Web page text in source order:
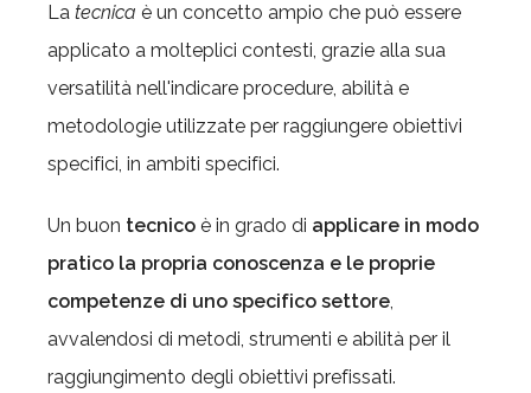
La tecnica è un concetto ampio che può essere
applicato a molteplici contesti, grazie alla sua
versatilità nell'indicare procedure, abilità e
metodologie utilizzate per raggiungere obiettivi
specifici, in ambiti specifici.
Un buon tecnico è in grado di applicare in modo
pratico la propria conoscenza e le proprie
competenze di uno specifico settore,
avvalendosi di metodi, strumenti e abilità per il
raggiungimento degli obiettivi prefissati.